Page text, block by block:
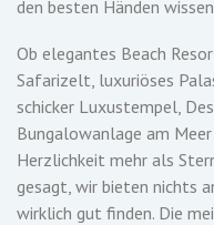
den besten Händen
Ob elegantes Beach
Safarizelt, luxuriöses
schicker Luxustempel,
Bungalowanlage am
Herzlichkeit mehr als
gesagt, wir bieten nichts
wirklich gut finden. Die